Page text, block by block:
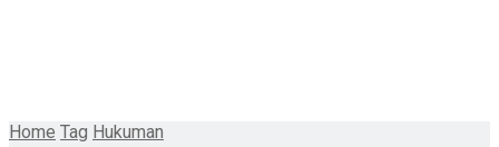
Home Tag Hukuman